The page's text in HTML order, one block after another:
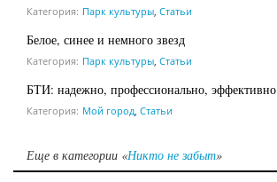
Категория: Парк культуры, Статьи
Белое, синее и немного звезд
Категория: Парк культуры, Статьи
БТИ: надежно, профессионально, эффективно
Категория: Мой город, Статьи
Еще в категории «Никто не забыт»